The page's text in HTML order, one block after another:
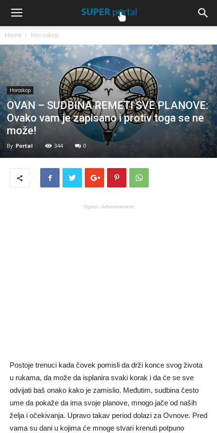
Home Horoskop
Horoskop
OVAN – SUDBINA REMETI SVE PLANOVE:
Ovako vam je zapisano i protiv toga se ne
može!
By Portal 344 0
Oglasi - Advertisement
Postoje trenuci kada čovek pomisli da drži konce svog života
u rukama, da može da isplanira svaki korak i da će se sve
odvijati baš onako kako je zamislio. Međutim, sudbina često
ume da pokaže da ima svoje planove, mnogo jače od naših
želja i očekivanja. Upravo takav period dolazi za Ovnove. Pred
vama su dani u kojima će mnoge stvari krenuti potpuno